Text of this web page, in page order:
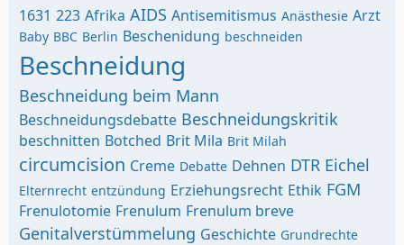
1631 223 Afrika AIDS Antisemitismus Anästhesie Arzt
Baby BBC Berlin Beschenidung beschneiden
Beschneidung
Beschneidung beim Mann
Beschneidungsdebatte Beschneidungskritik
beschnitten Botched Brit Mila Brit Milah
circumcision Creme Debatte Dehnen DTR Eichel
Elternrecht entzündung Erziehungsrecht Ethik FGM
Frenulotomie Frenulum Frenulum breve
Genitalverstümmelung Geschichte Grundrechte